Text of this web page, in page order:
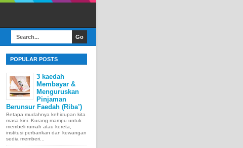
POPULAR POSTS
3 kaedah
Membayar &
Menguruskan
Pinjaman
Berunsur Faedah (Riba’)
Betapa mudahnya kehidupan kita
masa kini. Kurang mampu untuk
membeli rumah atau kereta,
institusi perbankan dan kewangan
sedia memberi...